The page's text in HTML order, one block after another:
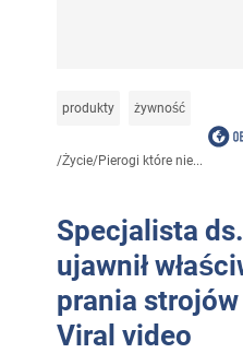
produkty żywność
/Życie/Pierogi które nie...
Specjalista
ujawnił
prania
Viral video